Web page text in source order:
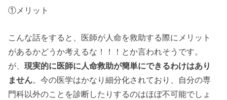
①メリット
こんな話をすると、医師が人命を救助する際にメリット
があるかどうか考えるな！！！とか言われそうです。
が、現実的に医師に人命救助が簡単にできるわけはあり
ません。今の医学はかなり細分化されており、自分の専
門科以外のことを診断したりするのはほぼ不可能でしょ